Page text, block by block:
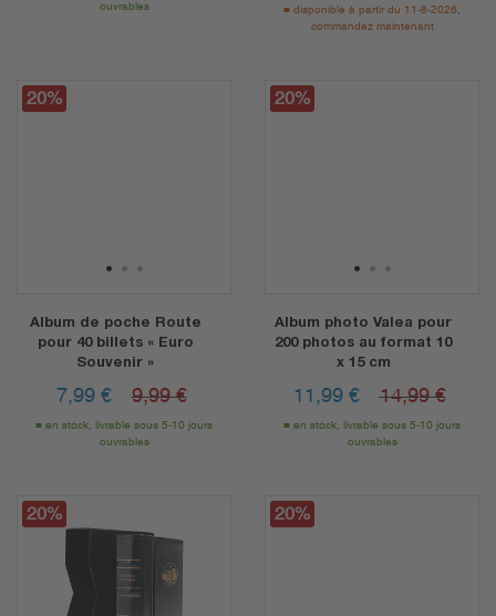
ouvrables
disponible à partir du 11-8-2026,
commandez maintenant
20%
1 2 3
Album de poche Route
pour 40 billets « Euro
Souvenir »
7,99 € 9,99 €
en stock, livrable sous 5-10 jours
ouvrables
20%
1 2 3
Album photo Valea pour
200 photos au format 10
x 15 cm
11,99 € 14,99 €
en stock, livrable sous 5-10 jours
ouvrables
20% 20%